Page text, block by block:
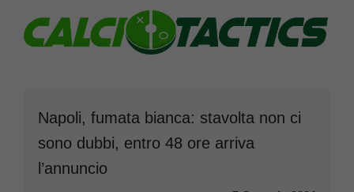
Napoli, fumata bianca: stavolta non ci
sono dubbi, entro 48 ore arriva
l’annuncio